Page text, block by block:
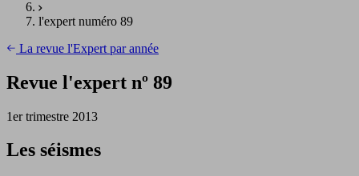
l'expert numéro 89
La revue l'Expert par année
Revue l'expert nº 89
1er trimestre 2013
Les séismes